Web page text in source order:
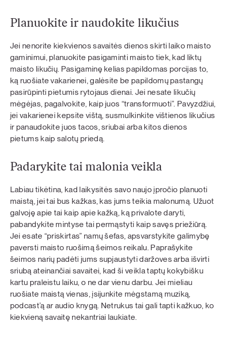
Planuokite ir naudokite likučius
Jei nenorite kiekvienos savaitės dienos skirti laiko maisto
gaminimui, planuokite pasigaminti maisto tiek, kad liktų
maisto likučių. Pasigaminę kelias papildomas porcijas to,
ką ruošiate vakarienei, galėsite be papildomų pastangų
pasirūpinti pietumis rytojaus dienai. Jei nesate likučių
mėgėjas, pagalvokite, kaip juos “transformuoti”. Pavyzdžiui,
jei vakarienei kepsite vištą, susmulkinkite vištienos likučius
ir panaudokite juos tacos, sriubai arba kitos dienos
pietums kaip salotų priedą.
Padarykite tai malonia veikla
Labiau tikėtina, kad laikysitės savo naujo įpročio planuoti
maistą, jei tai bus kažkas, kas jums teikia malonumą. Užuot
galvoję apie tai kaip apie kažką, ką privalote daryti,
pabandykite mintyse tai permąstyti kaip savęs priežiūrą.
Jei esate “priskirtas” namų šefas, apsvarstykite galimybę
paversti maisto ruošimą šeimos reikalu. Paprašykite
šeimos narių padėti jums supjaustyti daržoves arba išvirti
sriubą ateinančiai savaitei, kad ši veikla taptų kokybišku
kartu praleistu laiku, o ne dar vienu darbu. Jei mieliau
ruošiate maistą vienas, įsijunkite mėgstamą muziką,
podcast’ą ar audio knygą. Netrukus tai gali tapti kažkuo, ko
kiekvieną savaitę nekantriai laukiate.